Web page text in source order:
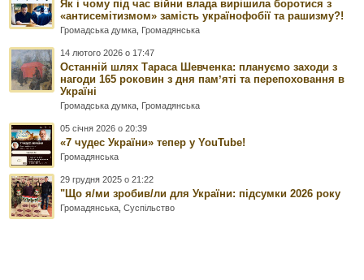
Як і чому під час війни влада вирішила боротися з
«антисемітизмом» замість українофобії та рашизму?!
Громадська думка Громадянська
14 лютого 2026 о 17:47
Останній шлях Тараса Шевченка: плануємо заходи з
нагоди 165 роковин з дня памʼяті та перепоховання в
Україні
Громадська думка Громадянська
05 січня 2026 о 20:39
«7 чудес України» тепер у YouTube!
Громадянська
29 грудня 2025 о 21:22
"Що я/ми зробив/ли для України: підсумки 2026 року
Громадянська ,Суспільство